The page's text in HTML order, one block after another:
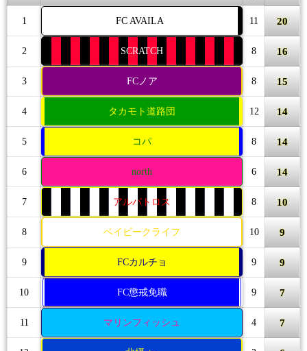
1 FC AVAILA 11 20
2 SCRATCH 8 16
3 FCノア 8 15
4 タカモト道路団 12 14
5 コパ 8 14
6 north 6 14
7 アルバトロス 8 10
8 ベイビークライフ 10 9
9 FCカルチョ 9 9
10 FC懲戒免職 9 7
11 マリンフィッシュ 4 7